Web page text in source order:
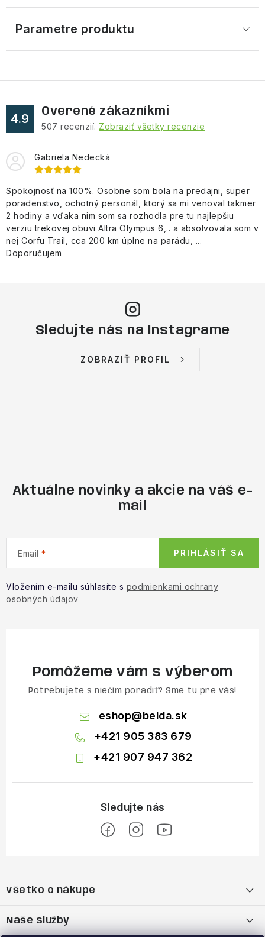
Parametre produktu
4.9
Overené zákazníkmi
507 recenzií. Zobraziť všetky recenzie
Gabriela Nedecká
Spokojnosť na 100%. Osobne som bola na predajni, super
poradenstvo, ochotný personál, ktorý sa mi venoval takmer
2 hodiny a vďaka nim som sa rozhodla pre tu najlepšiu
verziu trekovej obuvi Altra Olympus 6,.. a absolvovala som v
nej Corfu Trail, cca 200 km úplne na parádu, ...
Doporučujem
Sledujte nás na Instagrame
ZOBRAZIŤ PROFIL
Aktuálne novinky a akcie na váš e-
mail
Email
Vložením e-mailu súhlasíte s podmienkami ochrany
osobných údajov
PRIHLÁSIŤ SA
Pomôžeme vám s výberom
Potrebujete s niečím poradiť? Sme tu pre vás!
eshop@belda.sk
+421 905 383 679
+421 907 947 362
p
ä
t
Všetko o nákupe
Naše služby